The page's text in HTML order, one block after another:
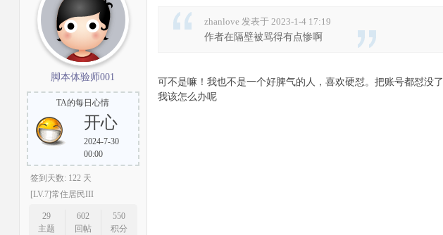
脚本体验师001
TA的每日心情
开心
2024-7-30
00:00
签到天数: 122 天
[LV.7]常住居民III
29
主题
602
回帖
550
积分
zhanlove 发表于 2023-1-4 17:19
作者在隔壁被骂得有点惨啊
可不是嘛！我也不是一个好脾气的人，喜欢硬怼。把账号都怼没了
我该怎么办呢